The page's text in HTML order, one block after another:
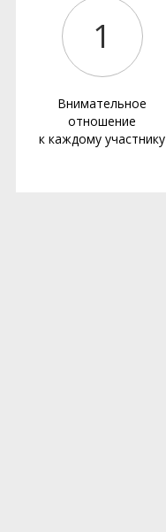
1
Внимательное
отношение
к каждому участнику